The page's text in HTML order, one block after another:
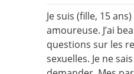
Je suis (fille, 15
amoureuse. J’ai
questions sur les
sexuelles. Je ne